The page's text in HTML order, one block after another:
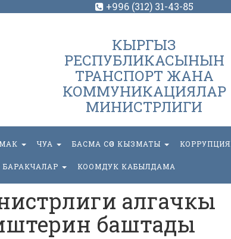
+996 (312) 31-43-85
КЫРГЫЗ
РЕСПУБЛИКАСЫНЫН
ТРАНСПОРТ ЖАНА
КОММУНИКАЦИЯЛАР
МИНИСТРЛИГИ
ЧУА БАСМА СӨЗ КЫЗМАТЫ
КООМДУК КАБЫЛДАМА
алгачкы
иштерин баштады